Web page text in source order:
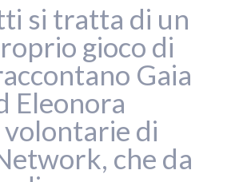
si tratta di un
gioco di
Gaia
Eleonora
volontarie di
che da